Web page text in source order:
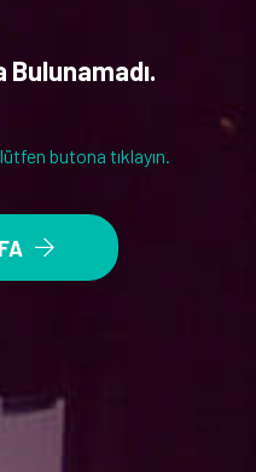
Bulunamadı.
butona tıklayın.